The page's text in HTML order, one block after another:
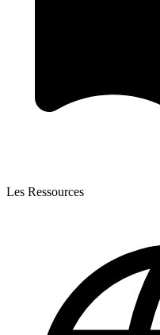
Les Ressources